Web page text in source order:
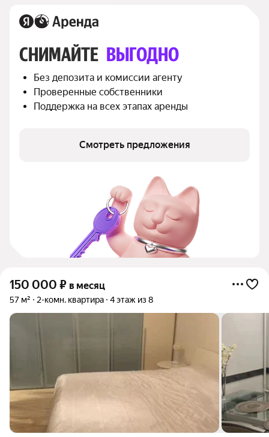
СНИМАЙТЕ ВЫГОДНО
Без депозита и комиссии агенту
Проверенные собственники
Поддержка на всех этапах аренды
Смотреть предложения
150 000 ₽ в месяц
57 м² 2-комн. квартира 4 этаж из 8